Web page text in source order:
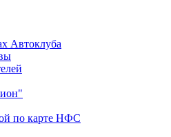
Автоклуба
по карте НФС